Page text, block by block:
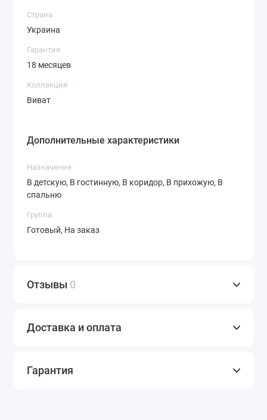
СТ-7,4
СТ-8,4 СТ-8,5 СТ-8,6
СТ-9,1
СТ-9,4
СТ-10
Страна
Украина
Гарантия
18 месяцев
Коллекция
Виват
Дополнительные характеристики
Назначение
В детскую, В гостинную, В коридор, В прихожую, В
спальню
Группа
Готовый, На заказ
Отзывы 0
Доставка и оплата
Гарантия